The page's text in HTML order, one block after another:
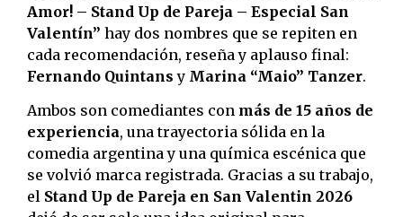
Amor! – Stand Up de Pareja – Especial San
Valentín” hay dos nombres que se repiten en
cada recomendación, reseña y aplauso final:
Fernando Quintans y Marina “Maio” Tanzer.
Ambos son comediantes con más de 15 años de
experiencia, una trayectoria sólida en la
comedia argentina y una química escénica que
se volvió marca registrada. Gracias a su trabajo,
el Stand Up de Pareja en San Valentin 2026